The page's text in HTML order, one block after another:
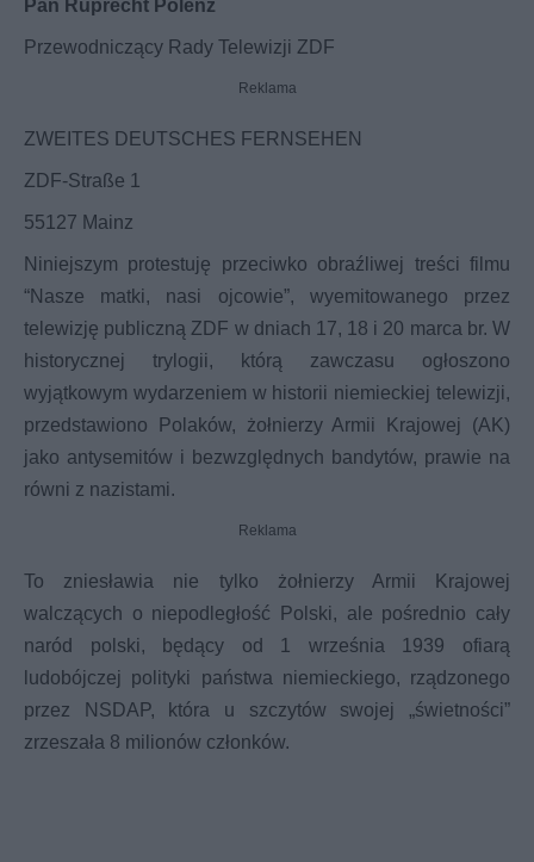
Pan Ruprecht Polenz
Przewodniczący Rady Telewizji ZDF
Reklama
ZWEITES DEUTSCHES FERNSEHEN
ZDF-Straße 1
55127 Mainz
Niniejszym protestuję przeciwko obraźliwej treści filmu
“Nasze matki, nasi ojcowie”, wyemitowanego przez
telewizję publiczną ZDF w dniach 17, 18 i 20 marca br. W
historycznej trylogii, którą zawczasu ogłoszono
wyjątkowym wydarzeniem w historii niemieckiej telewizji,
przedstawiono Polaków, żołnierzy Armii Krajowej (AK)
jako antysemitów i bezwzględnych bandytów, prawie na
równi z nazistami.
Reklama
To zniesławia nie tylko żołnierzy Armii Krajowej
walczących o niepodległość Polski, ale pośrednio cały
naród polski, będący od 1 września 1939 ofiarą
ludobójczej polityki państwa niemieckiego, rządzonego
przez NSDAP, która u szczytów swojej „świetności”
zrzeszała 8 milionów członków.